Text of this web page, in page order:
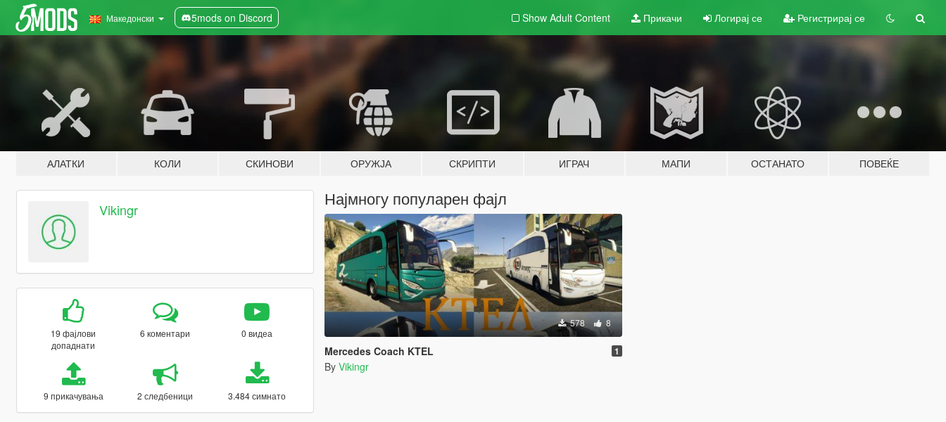
Македонски 5mods on Discord Show Adult Content Прикачи Логирај се Регистрирај се
АЛАТКИ КОЛИ СКИНОВИ ОРУЖЈА СКРИПТИ ИГРАЧ МАПИ ОСТАНАТО ПОВЕЌЕ
Vikingr
19 фајлови
допаднати
6 коментари 0 видеа
9 прикачувања 2 следбеници 3.484 симнато
Најмногу популарен фајл
578 8
Mercedes Coach KTEL 1
By Vikingr